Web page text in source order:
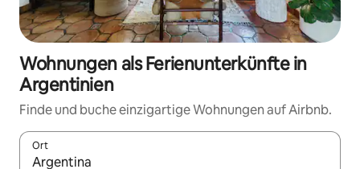
Wohnungen als Ferienunterkünfte in
Argentinien
Finde und buche einzigartige Wohnungen auf Airbnb.
Ort
Wenn Ergebnisse verfügbar sind, navigiere mit den